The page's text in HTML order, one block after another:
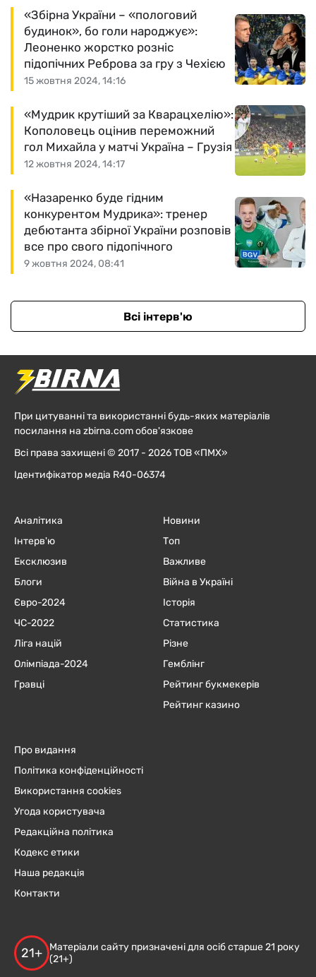
15 жовтня 2024, 14:16
«Збірна України – «пологовий
будинок», бо голи народжує»:
Леоненко жорстко розніс
підопічних Реброва за гру з Чехією
12 жовтня 2024, 14:17
«Мудрик крутіший за Кварацхелію»:
Кополовець оцінив переможний
гол Михайла у матчі Україна – Грузія
9 жовтня 2024, 08:41
«Назаренко буде гідним
конкурентом Мудрика»: тренер
дебютанта збірної України розповів
все про свого підопічного
Всі інтерв'ю
При цитуванні та використанні будь-яких матеріалів
посилання на zbirna.com обов'язкове
Всі права захищені © 2017 - 2026 ТОВ «ПМХ»
Ідентифікатор медіа R40-06374
Аналітика
Інтерв'ю
Ексклюзив
Блоги
Євро-2024
ЧC-2022
Ліга націй
Олімпіада-2024
Гравці
Новини
Топ
Важливе
Війна в Україні
Історія
Статистика
Різне
Гемблінг
Рейтинг букмекерів
Рейтинг казино
Про видання
Політика конфіденційності
Використання cookies
Угода користувача
Редакційна політика
Кодекс етики
Наша редакція
Контакти
21+
Матеріали сайту призначені для осіб старше 21 року
(21+)